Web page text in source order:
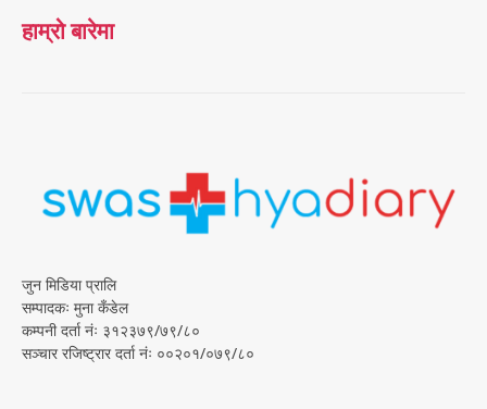
हाम्रो बारेमा
जुन मिडिया प्रालि
सम्पादकः मुना कँडेल
कम्पनी दर्ता नंः ३१२३७९/७९/८०
सञ्चार रजिष्ट्रार दर्ता नंः ००२०१/०७९/८०